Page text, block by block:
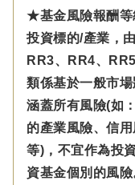
★基金風險報酬等
投資標的/產業，
RR3、RR4、
類係基於一般市
涵蓋所有風險(如
的產業風險、信
等)，不宜作為投
資基金個別的風